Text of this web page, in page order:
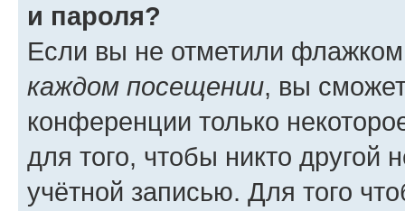
и пароля?
Если вы не отметили
каждом посещении, вы
конференции только
для того, чтобы никто другой
учётной записью. Для того